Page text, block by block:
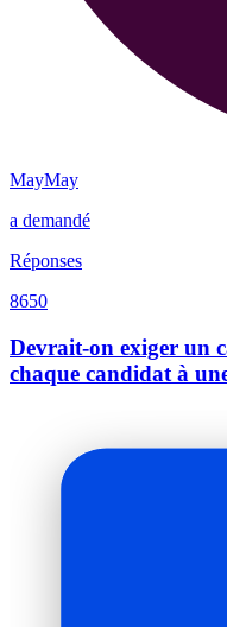
MayMay
a demandé
Réponses
8650
Devrait-on exiger un
chaque candidat à